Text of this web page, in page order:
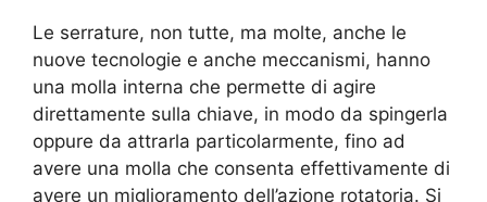
Le serrature, non tutte, ma molte, anche le
nuove tecnologie e anche meccanismi, hanno
una molla interna che permette di agire
direttamente sulla chiave, in modo da spingerla
oppure da attrarla particolarmente, fino ad
avere una molla che consenta effettivamente di
avere un miglioramento dell’azione rotatoria. Si